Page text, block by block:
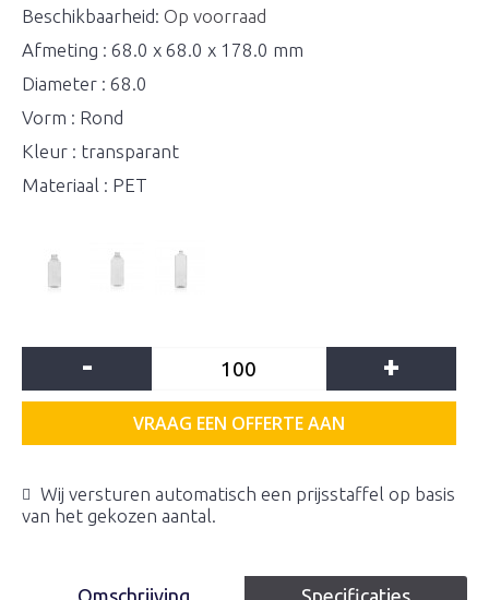
Beschikbaarheid: Op voorraad
Afmeting : 68.0 x 68.0 x 178.0 mm
Diameter : 68.0
Vorm : Rond
Kleur : transparant
Materiaal : PET
- +
VRAAG EEN OFFERTE AAN
Wij versturen automatisch een prijsstaffel op basis
van het gekozen aantal.
Omschrijving
Specificaties